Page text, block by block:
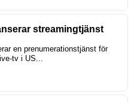
streamingtjänst
en prenumerationstjänst för
tv i US...